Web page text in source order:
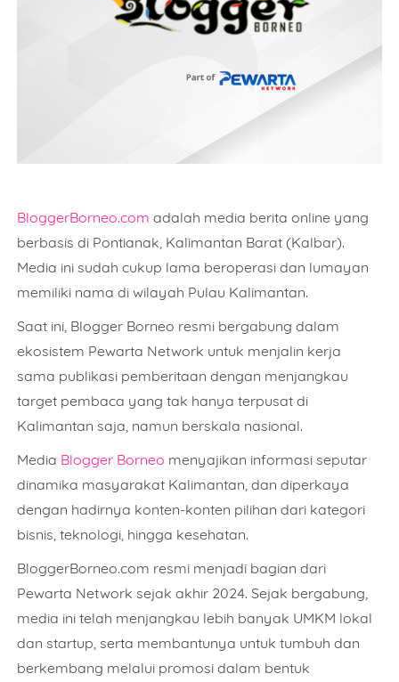
BloggerBorneo.com adalah media berita online yang
berbasis di Pontianak, Kalimantan Barat (Kalbar).
Media ini sudah cukup lama beroperasi dan lumayan
memiliki nama di wilayah Pulau Kalimantan.
Saat ini, Blogger Borneo resmi bergabung dalam
ekosistem Pewarta Network untuk menjalin kerja
sama publikasi pemberitaan dengan menjangkau
target pembaca yang tak hanya terpusat di
Kalimantan saja, namun berskala nasional.
Media Blogger Borneo menyajikan informasi seputar
dinamika masyarakat Kalimantan, dan diperkaya
dengan hadirnya konten-konten pilihan dari kategori
bisnis, teknologi, hingga kesehatan.
BloggerBorneo.com resmi menjadi bagian dari
Pewarta Network sejak akhir 2024. Sejak bergabung,
media ini telah menjangkau lebih banyak UMKM lokal
dan startup, serta membantunya untuk tumbuh dan
berkembang melalui promosi dalam bentuk